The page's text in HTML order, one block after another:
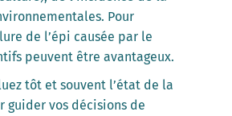
Pour
de l’épi causée par le
peuvent être avantageux.
tôt et souvent l’état de la
vos décisions de